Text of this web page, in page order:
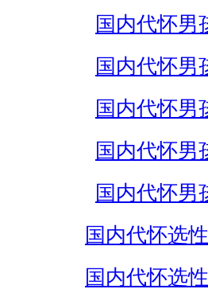
国内代怀男
国内代怀男
国内代怀男
国内代怀男
国内代怀男
国内代怀选
国内代怀选